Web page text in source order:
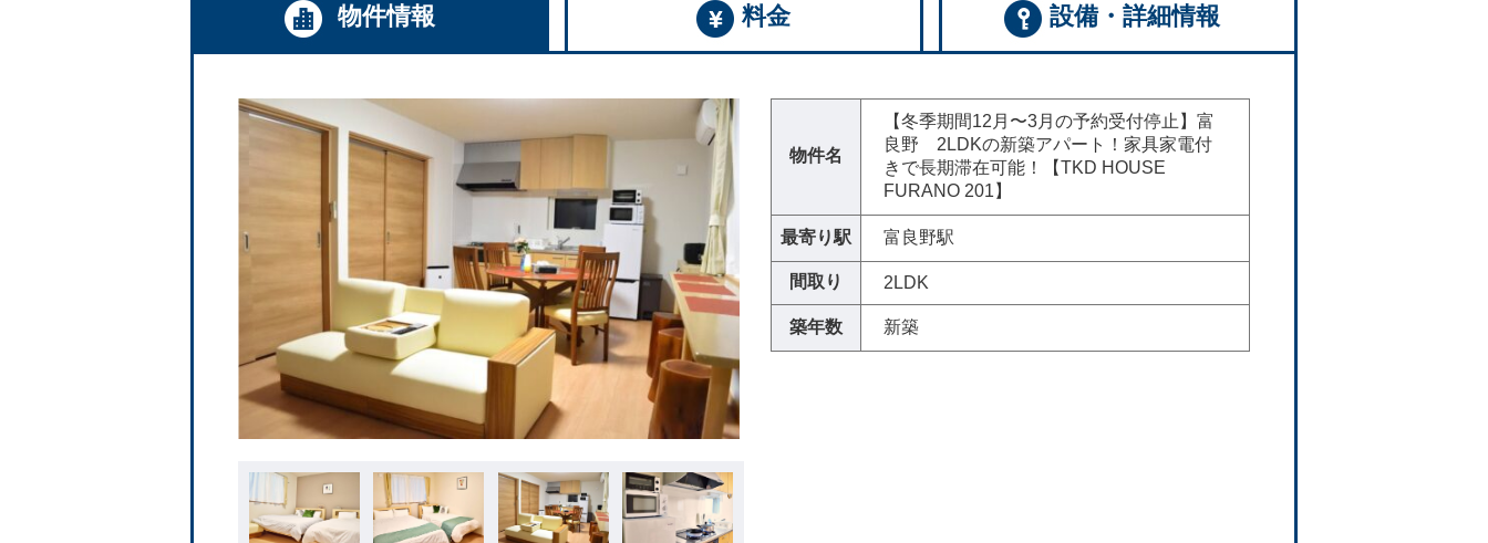
物件情報 料金 設備・詳細情報
物件名
【冬季期間12月〜3月の予約受付停止】富
良野 2LDKの新築アパート！家具家電付
きで長期滞在可能！【TKD HOUSE
FURANO 201】
最寄り駅 富良野駅
間取り 2LDK
築年数 新築